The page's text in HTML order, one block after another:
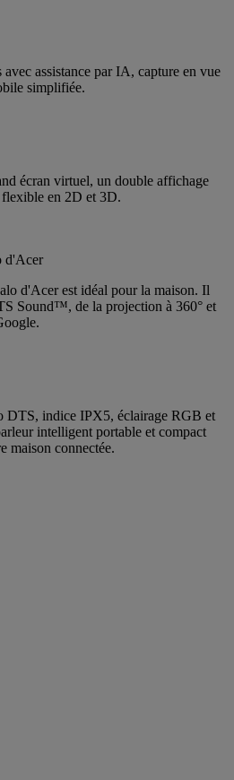
assistance par IA, capture en vue
simplifiée.
écran virtuel, un double affichage
en 2D et 3D.
d'Acer
d'Acer est idéal pour la maison. Il
Sound™, de la projection à 360° et
DTS, indice IPX5, éclairage RGB et
intelligent portable et compact
maison connectée.